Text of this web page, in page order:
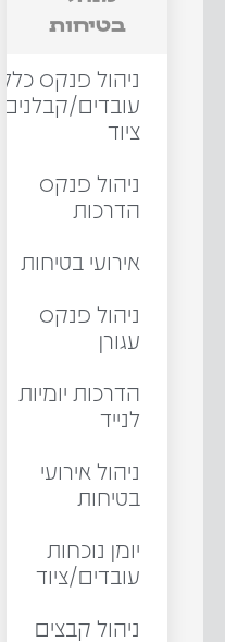
בטיחות
ניהול פנקס כללי
עובדים/קבלנים/
ציוד
ניהול פנקס
הדרכות
אירועי בטיחות
ניהול פנקס
עגורן
הדרכות יומיות
לנייד
ניהול אירועי
בטיחות
יומן נוכחות
עובדים/ציוד
ניהול קבצים